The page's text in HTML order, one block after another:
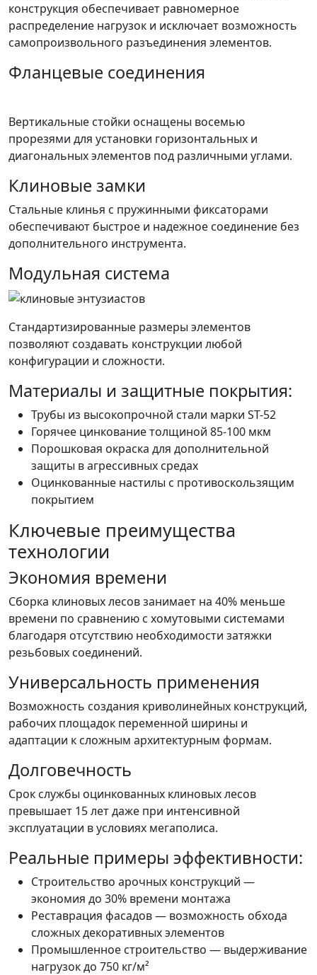
конструкция обеспечивает равномерное
распределение нагрузок и исключает возможность
самопроизвольного разъединения элементов.
Фланцевые соединения
Вертикальные стойки оснащены восемью
прорезями для установки горизонтальных и
диагональных элементов под различными углами.
Клиновые замки
Стальные клинья с пружинными фиксаторами
обеспечивают быстрое и надежное соединение без
дополнительного инструмента.
Модульная система
Стандартизированные размеры элементов
позволяют создавать конструкции любой
конфигурации и сложности.
Материалы и защитные покрытия:
Трубы из высокопрочной стали марки ST-52
Горячее цинкование толщиной 85-100 мкм
Порошковая окраска для дополнительной
защиты в агрессивных средах
Оцинкованные настилы с противоскользящим
покрытием
Ключевые преимущества
технологии
Экономия времени
Сборка клиновых лесов занимает на 40% меньше
времени по сравнению с хомутовыми системами
благодаря отсутствию необходимости затяжки
резьбовых соединений.
Универсальность применения
Возможность создания криволинейных конструкций,
рабочих площадок переменной ширины и
адаптации к сложным архитектурным формам.
Долговечность
Срок службы оцинкованных клиновых лесов
превышает 15 лет даже при интенсивной
эксплуатации в условиях мегаполиса.
Реальные примеры эффективности:
Строительство арочных конструкций —
экономия до 30% времени монтажа
Реставрация фасадов — возможность обхода
сложных декоративных элементов
Промышленное строительство — выдерживание
нагрузок до 750 кг/м²